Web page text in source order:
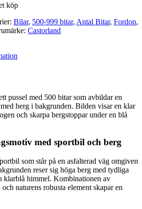
köp
Bilar, 500-999 bitar, Antal Bitar, Fordon,
Castorland
pussel med 500 bitar som avbildar en
berg i bakgrunden. Bilden visar en klar
och skarpa bergstoppar under en blå
med sportbil och berg
som står på en asfalterad väg omgiven
reser sig höga berg med tydliga
klarblå himmel. Kombinationen av
naturens robusta element skapar en